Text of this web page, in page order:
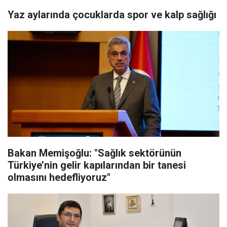
Yaz aylarında çocuklarda spor ve kalp sağlığı
Bakan Memişoğlu: "Sağlık sektörünün
Türkiye’nin gelir kapılarından bir tanesi
olmasını hedefliyoruz"